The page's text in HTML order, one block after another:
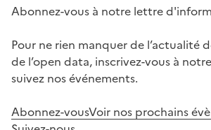
Abonnez-vous à notre lettre
Pour ne rien manquer de l’actualité
de l’open data, inscrivez-vous à
suivez nos événements.
Abonnez-vousVoir nos prochains